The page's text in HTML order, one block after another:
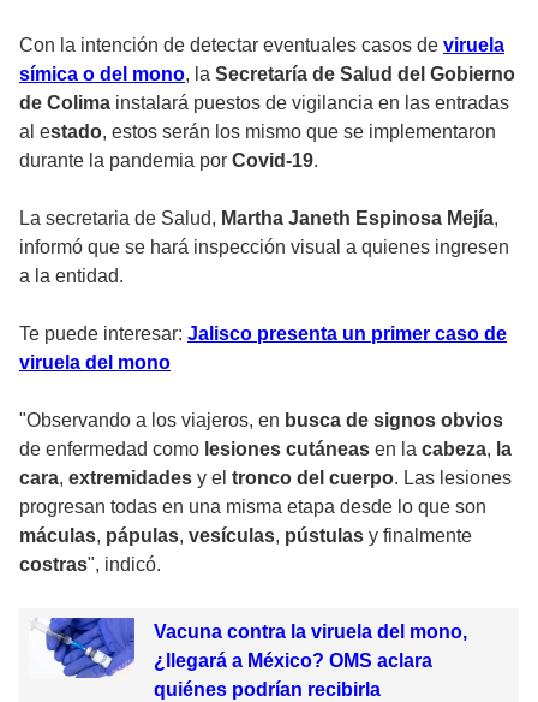
Con la intención de detectar eventuales casos de viruela
símica o del mono, la Secretaría de Salud del Gobierno
de Colima instalará puestos de vigilancia en las entradas
al estado, estos serán los mismo que se implementaron
durante la pandemia por Covid-19.
La secretaria de Salud, Martha Janeth Espinosa Mejía,
informó que se hará inspección visual a quienes ingresen
a la entidad.
Te puede interesar: Jalisco presenta un primer caso de
viruela del mono
"Observando a los viajeros, en busca de signos obvios
de enfermedad como lesiones cutáneas en la cabeza, la
cara, extremidades y el tronco del cuerpo. Las lesiones
progresan todas en una misma etapa desde lo que son
máculas, pápulas, vesículas, pústulas y finalmente
costras", indicó.
Vacuna contra la viruela del mono,
¿llegará a México? OMS aclara
quiénes podrían recibirla